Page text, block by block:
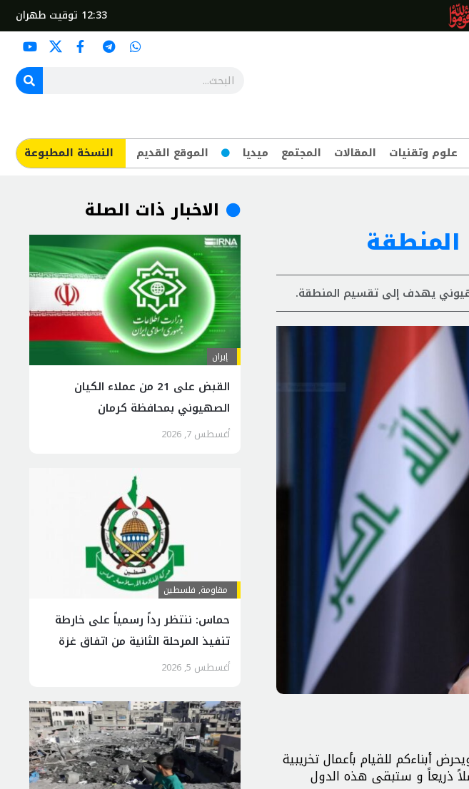
12:33 توقيت طهران
علوم وتقنيات المقالات المجتمع ميديا الموقع القديم ​النسخة المطبوعة
يهدف إلى تقسيم المنطقة.
أبناءكم للقيام بأعمال تخريبية
ذريعاً و ستبقى هذه الدول
الاخبار ذات الصلة
إيران
القبض على 21 من عملاء الكيان
الصهيوني بمحافظة كرمان
أغسطس 7, 2026
مقاومة, فلسطين
حماس: ننتظر رداً رسمياً على خارطة
تنفيذ المرحلة الثانية من اتفاق غزة
أغسطس 5, 2026